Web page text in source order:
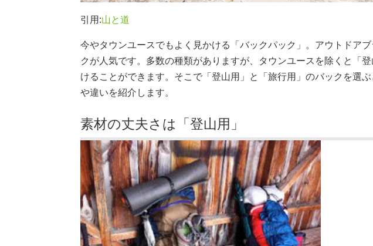
引用:山と道
今やタウンユースでもよく見かける「バックパック」。アウトドア
クが人気です。多数の種類がありますが、タウンユースを除くと「
けることができます。そこで「登山用」と「旅行用」のバックを選
や違いを紹介します。
素材の丈夫さは「登山用」